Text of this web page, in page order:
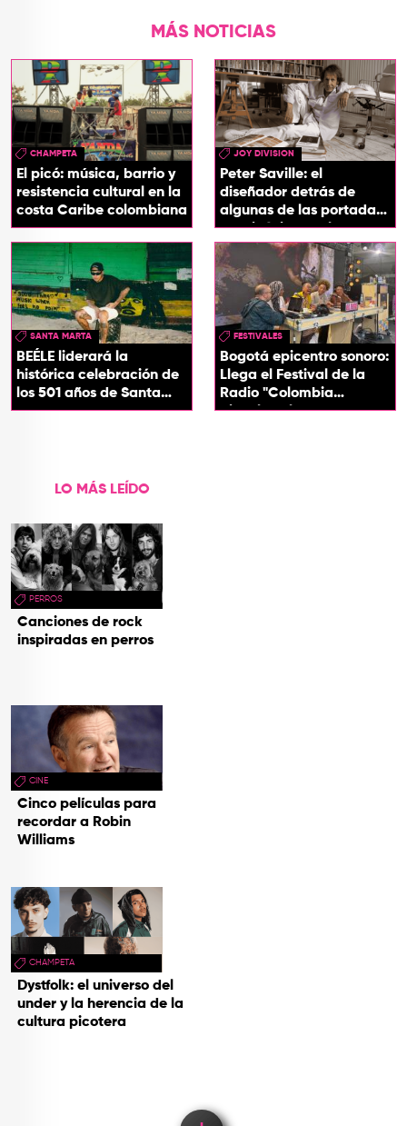
MÁS NOTICIAS
CHAMPETA
El picó: música, barrio y
resistencia cultural en la
costa Caribe colombiana
JOY DIVISION
Peter Saville: el
diseñador detrás de
algunas de las portadas
más icónicas del rock
SANTA MARTA
BEÉLE liderará la
histórica celebración de
los 501 años de Santa
Marta
FESTIVALES
Bogotá epicentro sonoro:
Llega el Festival de la
Radio "Colombia
Biocultural" 2026
LO MÁS LEÍDO
PERROS
Canciones de rock
inspiradas en perros
CINE
Cinco películas para
recordar a Robin
Williams
CHAMPETA
Dystfolk: el universo del
under y la herencia de la
cultura picotera